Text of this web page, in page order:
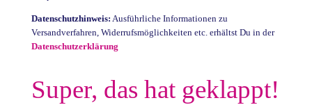
Datenschutzhinweis: Ausführliche Informationen zu
Versandverfahren, Widerrufsmöglichkeiten etc. erhältst Du in der
Datenschutzerklärung
Super, das hat geklappt!